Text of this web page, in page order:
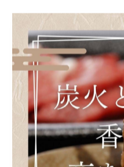
焼肉好きが集まる
兵庫区では、焼肉を愛す
ントが定期的に開催され
は、神戸牛をはじめと
しさを活かしたメニュ
を語り合うのも醍醐味
念や限定メニューの発
題となっています。